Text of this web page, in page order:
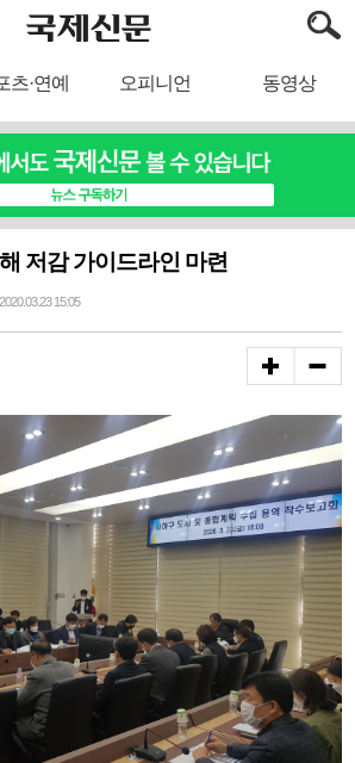
츠·연예 오피니언 동영상
저감 가이드라인 마련
15:05